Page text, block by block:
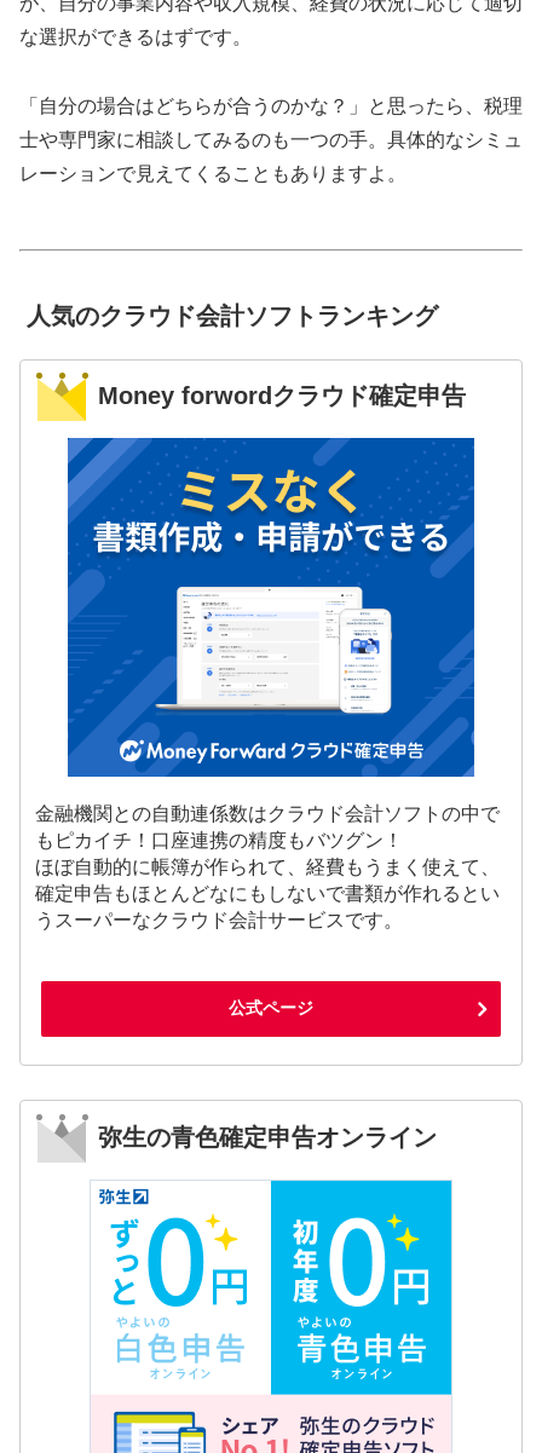
な選択ができるはずです。
「自分の場合はどちらが合うのかな？」と思ったら、税理
士や専門家に相談してみるのも一つの手。具体的なシミュ
レーションで見えてくることもありますよ。
人気のクラウド会計ソフトランキング
Money forwordクラウド確定申告
金融機関との自動連係数はクラウド会計ソフトの中で
もピカイチ！口座連携の精度もバツグン！
ほぼ自動的に帳簿が作られて、経費もうまく使えて、
確定申告もほとんどなにもしないで書類が作れるとい
うスーパーなクラウド会計サービスです。
公式ページ
弥生の青色確定申告オンライン